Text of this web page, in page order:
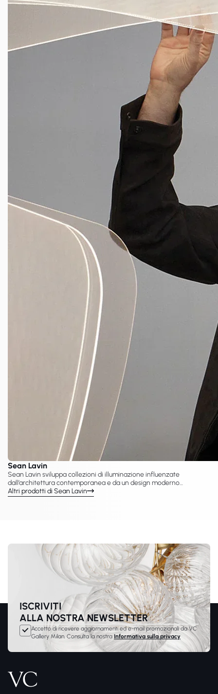
Sean Lavin
Sean Lavin sviluppa collezioni di illuminazione influenzate
dall’architettura contemporanea e da un design moderno
essenziale. VC Gallery presenta una selezione di lampade Sean
Lavin prodotte con Visual Comfort & Co., tra cui lampadari,
Altri prodotti di Sean Lavin
ISCRIVITI
ALLA NOSTRA NEWSLETTER
Accetto di ricevere aggiornamenti ed e-mail promozionali da VC
Gallery Milan. Consulta la nostra Informativa sulla privacy